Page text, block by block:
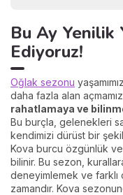
Bu Ay Yenilik
Ediyoruz!
Oğlak sezonu
daha fazla alan
rahatlamaya ve
Bu burçla, gelenekleri
kendimizi dürüst bir
Kova burcu özgünlük ve
bilinir. Bu sezon,
deneyimlemek ve farklı
zamandır. Kova